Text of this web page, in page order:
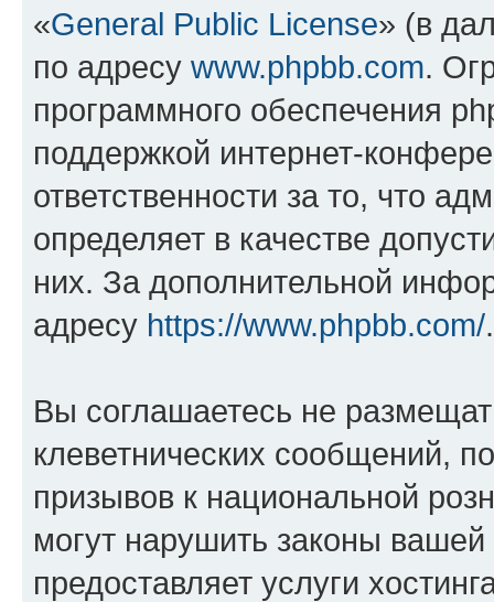
«General Public License» (в
по адресу www.phpbb.com.
программного обеспечения
поддержкой интернет-
ответственности за то, что
определяет в качестве
них. За дополнительной
адресу https://www.phpbb.com/.
Вы соглашаетесь не
клеветнических сообщений,
призывов к национальной
могут нарушить законы
предоставляет услуги